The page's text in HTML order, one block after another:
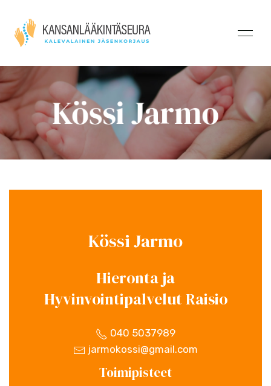
Kössi Jarmo
Kössi Jarmo
Hieronta ja
Hyvinvointipalvelut Raisio
040 5037989
jarmokossi@gmail.com
Toimipisteet